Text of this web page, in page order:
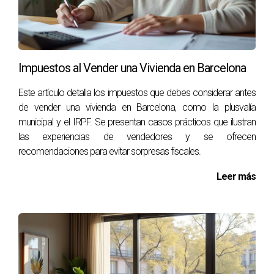
inmobiliario de Olivella. Si tienes preguntas o necesitas
asesoría personalizada, no dudes en contactarme al
+34698625857 para discutir tus necesidades específicas.
Impuestos al Vender una Vivienda en Barcelona
Este artículo detalla los impuestos que debes considerar antes
de vender una vivienda en Barcelona, como la plusvalía
municipal y el IRPF. Se presentan casos prácticos que ilustran
las experiencias de vendedores y se ofrecen
recomendaciones para evitar sorpresas fiscales.
Leer más